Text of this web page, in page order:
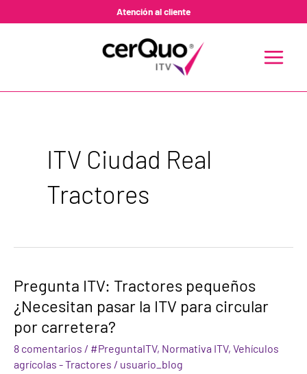
Atención al cliente
MENU
ITV Ciudad Real
Tractores
Pregunta ITV: Tractores pequeños
¿Necesitan pasar la ITV para circular
por carretera?
8 comentarios / #PreguntaITV, Normativa ITV, Vehículos
agrícolas - Tractores / usuario_blog
Pregunta
ITV:
Tractores
pequeños
¿Necesitan
pasar
la
ITV